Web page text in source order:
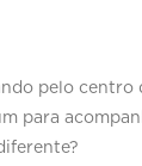
pelo centro
para